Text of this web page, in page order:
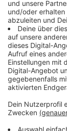
einer
Feuerwehr.
Die
Anzeige